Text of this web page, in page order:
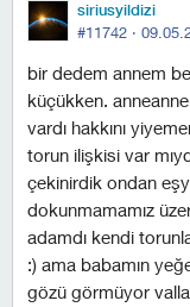
siriusyildizi
#11742 ·
bir dedem annem
küçükken.
vardı hakkını
torun ilişkisi var
çekinirdik ondan
dokunmamamız
adamdı kendi
:) ama babamın
gözü görmüyor